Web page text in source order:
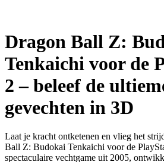
Dragon Ball Z:
Tenkaichi voor de
2 – beleef de
gevechten in 3D
Laat je kracht ontketenen en vlieg het
Ball Z: Budokai Tenkaichi voor de
spectaculaire vechtgame uit 2005,